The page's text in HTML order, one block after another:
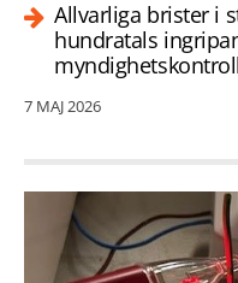
Allvarliga brister i
hundratals
7 MAJ 2026